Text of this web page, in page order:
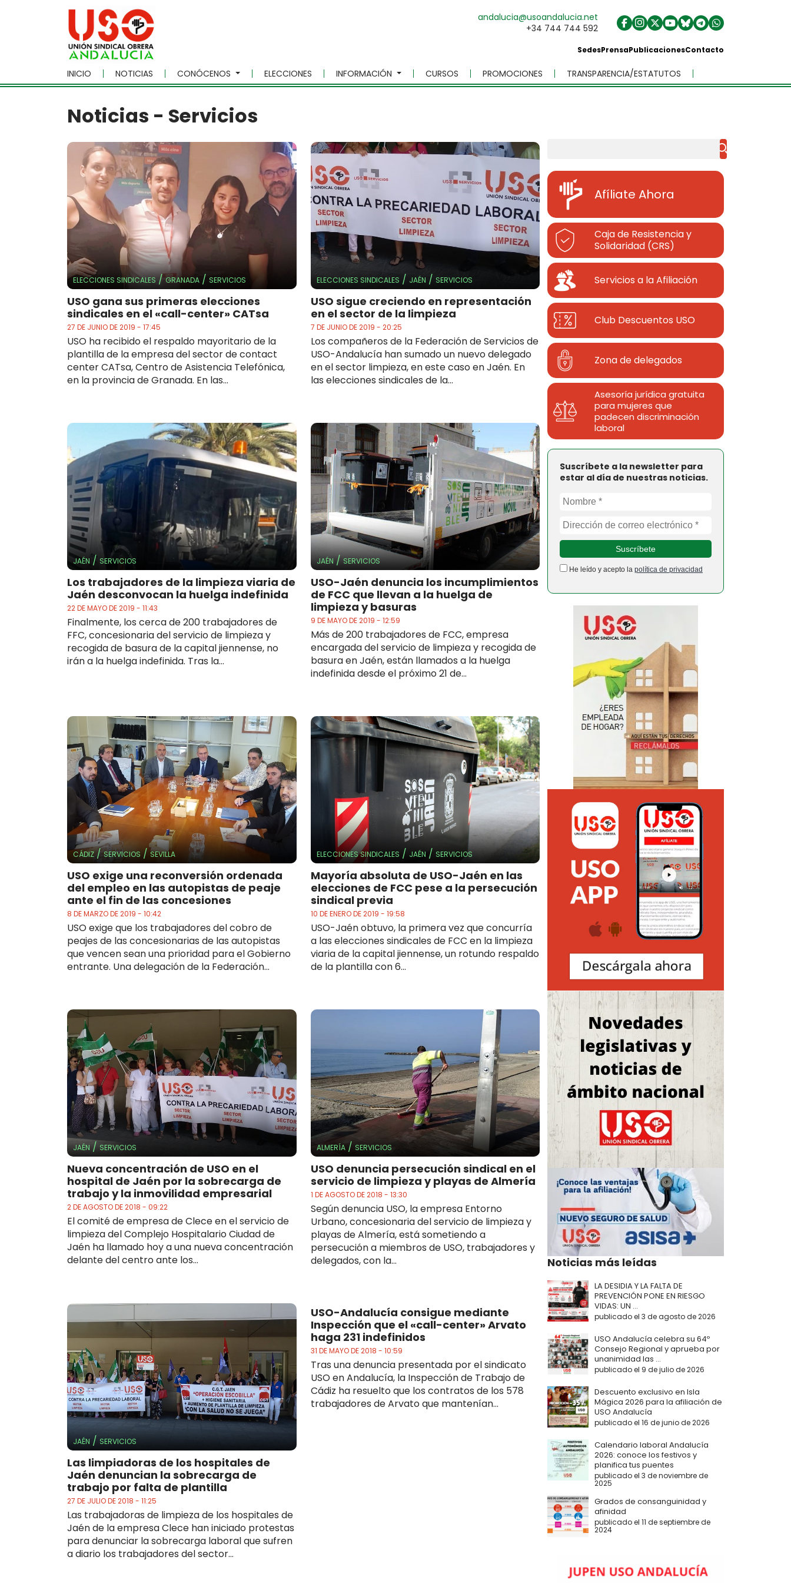
Skip to main content
andalucia@usoandalucia.net
+34 744 744 592
SedesPrensaPublicacionesContacto
INICIO NOTICIAS CONÓCENOS ELECCIONES INFORMACIÓN CURSOS PROMOCIONES TRANSPARENCIA/ESTATUTOS
Noticias - Servicios
ELECCIONES SINDICALES/GRANADA / SERVICIOS
USO gana sus primeras elecciones
sindicales en el «call-center» CATsa
27 DE JUNIO DE 2019 - 17:45
USO ha recibido el respaldo mayoritario de la
plantilla de la empresa del sector de contact
center CATsa, Centro de Asistencia Telefónica,
en la provincia de Granada. En las...
ELECCIONES SINDICALES / JAÉN / SERVICIOS
USO sigue creciendo en representación
en el sector de la limpieza
7 DE JUNIO DE 2019 - 20:25
Los compañeros de la Federación de Servicios de
USO-Andalucía han sumado un nuevo delegado
en el sector limpieza, en este caso en Jaén. En
las elecciones sindicales de la...
JAÉN / SERVICIOS
Los trabajadores de la limpieza viaria de
Jaén desconvocan la huelga indefinida
22 DE MAYO DE 2019 - 11:43
Finalmente, los cerca de 200 trabajadores de
FFC, concesionaria del servicio de limpieza y
recogida de basura de la capital jiennense, no
irán a la huelga indefinida. Tras la...
JAÉN/SERVICIOS
USO-Jaén denuncia los incumplimientos
de FCC que llevan a la huelga de
limpieza y basuras
9 DE MAYO DE 2019 - 12:59
Más de 200 trabajadores de FCC, empresa
encargada del servicio de limpieza y recogida de
basura en Jaén, están llamados a la huelga
indefinida desde el próximo 21 de...
CÁDIZ/SERVICIOS/SEVILLA
USO exige una reconversión ordenada
del empleo en las autopistas de peaje
ante el fin de las concesiones
8 DE MARZO DE 2019 - 10:42
USO exige que los trabajadores del cobro de
peajes de las concesionarias de las autopistas
que vencen sean una prioridad para el Gobierno
entrante. Una delegación de la Federación...
ELECCIONES SINDICALES / JAÉN / SERVICIOS
Mayoría absoluta de USO-Jaén en las
elecciones de FCC pese a la persecución
sindical previa
10 DE ENERO DE 2019 - 19:58
USO-Jaén obtuvo, la primera vez que concurría
a las elecciones sindicales de FCC en la limpieza
viaria de la capital jiennense, un rotundo respaldo
de la plantilla con 6...
JAÉN/SERVICIOS
Nueva concentración de USO en el
hospital de Jaén por la sobrecarga de
trabajo y la inmovilidad empresarial
2 DE AGOSTO DE 2018 - 09:22
El comité de empresa de Clece en el servicio de
limpieza del Complejo Hospitalario Ciudad de
Jaén ha llamado hoy a una nueva concentración
delante del centro ante los...
ALMERÍA/SERVICIOS
USO denuncia persecución sindical en el
servicio de limpieza y playas de Almería
1 DE AGOSTO DE 2018 - 13:30
Según denuncia USO, la empresa Entorno
Urbano, concesionaria del servicio de limpieza y
playas de Almería, está sometiendo a
persecución a miembros de USO, trabajadores y
delegados, con la...
JAÉN/SERVICIOS
Las limpiadoras de los hospitales de
Jaén denuncian la sobrecarga de
trabajo por falta de plantilla
27 DE JULIO DE 2018 - 11:25
Las trabajadoras de limpieza de los hospitales de
Jaén de la empresa Clece han iniciado protestas
para denunciar la sobrecarga laboral que sufren
a diario los trabajadores del sector...
USO-Andalucía consigue mediante
Inspección que el «call-center» Arvato
haga 231 indefinidos
31 DE MAYO DE 2018 - 10:59
Tras una denuncia presentada por el sindicato
USO en Andalucía, la Inspección de Trabajo de
Cádiz ha resuelto que los contratos de los 578
trabajadores de Arvato que mantenían...
Afíliate Ahora
Caja de Resistencia y
Solidaridad (CRS)
Servicios a la Afiliación
Club Descuentos USO
Zona de delegados
Asesoría jurídica gratuita
para mujeres que
padecen discriminación
laboral
Suscríbete a la newsletter para
estar al día de nuestras noticias.
He leído y acepto la política de privacidad
Noticias más leídas
LA DESIDIA Y LA FALTA DE
PREVENCIÓN PONE EN RIESGO
VIDAS: UN ...
publicado el 3 de agosto de 2026
USO Andalucía celebra su 64º
Consejo Regional y aprueba por
unanimidad las ...
publicado el 9 de julio de 2026
Descuento exclusivo en Isla
Mágica 2026 para la afiliación de
USO Andalucía
publicado el 16 de junio de 2026
Calendario laboral Andalucía
2026: conoce los festivos y
planifica tus puentes
publicado el 3 de noviembre de
2025
Grados de consanguinidad y
afinidad
publicado el 11 de septiembre de
2024